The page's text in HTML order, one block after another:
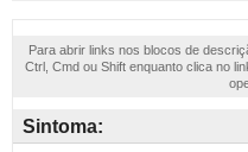
Para abrir links nos blocos de
Ctrl, Cmd ou Shift enquanto clica no
Sintoma: